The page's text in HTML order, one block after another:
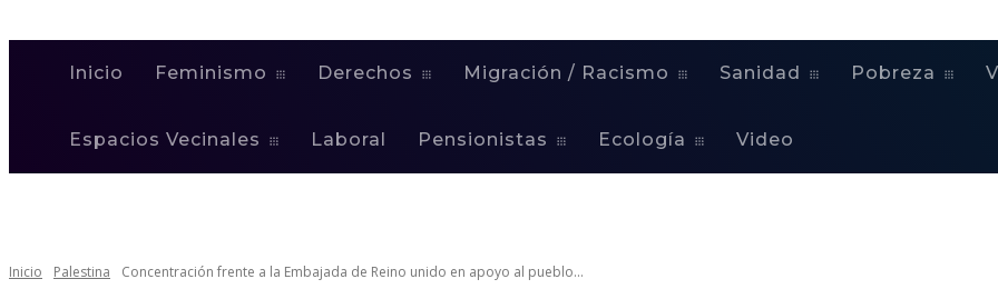
Inicio Feminismo Derechos Migración / Racismo Sanidad Pobreza
Espacios Vecinales Laboral Pensionistas Ecología Video
Inicio Palestina Concentración frente a la Embajada de Reino unido en apoyo al pueblo...